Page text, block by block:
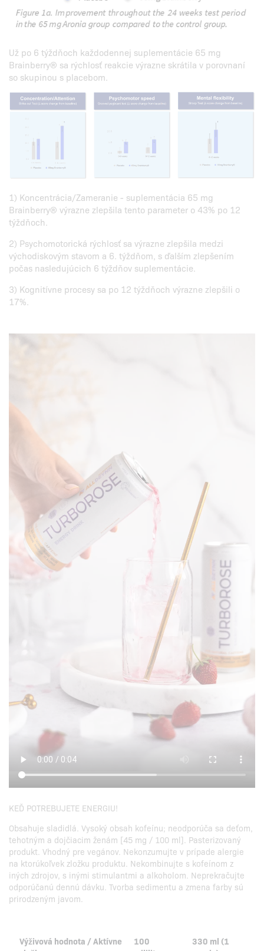
Už po 6 týždňoch každodennej suplementácie 65 mg
Brainberry® sa rýchlosť reakcie výrazne skrátila v porovnaní
so skupinou s placebom.
1) Koncentrácia/Zameranie - suplementácia 65 mg
Brainberry® výrazne zlepšila tento parameter o 43% po 12
týždňoch.
2) Psychomotorická rýchlosť sa výrazne zlepšila medzi
východiskovým stavom a 6. týždňom, s ďalším zlepšením
počas nasledujúcich 6 týždňov suplementácie.
3) Kognitívne procesy sa po 12 týždňoch výrazne zlepšili o
17%.
KEĎ POTREBUJETE ENERGIU!
Obsahuje sladidlá. Vysoký obsah kofeínu; neodporúča sa deťom,
tehotným a dojčiacim ženám [45 mg / 100 ml]. Pasterizovaný
produkt. Vhodný pre vegánov. Nekonzumujte v prípade alergie
na ktorúkoľvek zložku produktu. Nekombinujte s kofeínom z
iných zdrojov, s inými stimulantmi a alkoholom. Neprekračujte
odporúčanú dennú dávku. Tvorba sedimentu a zmena farby sú
prirodzeným javom.
Výživová hodnota / Aktívne
100
330 ml (1